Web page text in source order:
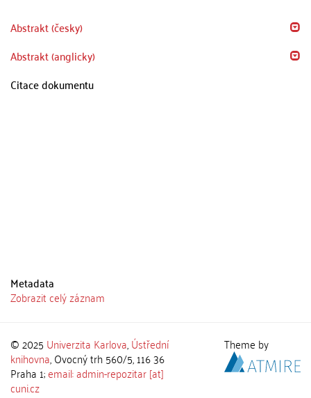
Abstrakt (česky)
Abstrakt (anglicky)
Citace dokumentu
Metadata
Zobrazit celý záznam
© 2025 Univerzita Karlova,Ústřední
knihovna, Ovocný trh 560/5, 116 36
Praha 1;email: admin-repozitar [at]
cuni.cz
Theme by